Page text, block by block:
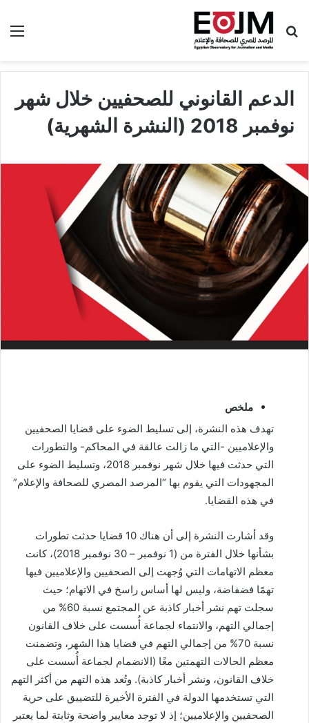
بحث عن
الدعم القانوني للصحفيين خلال شهر
نوفمبر 2018 (النشرة الشهرية)
ملخص
تهدف هذه النشرة، إلى تسليط الضوء على قضايا الصحفيين
والإعلاميين -التي ما زالت عالقة في المحاكم- والتطورات
التي حدثت فيها خلال شهر نوفمبر 2018، وتسليط الضوء على
المجهودات التي يقوم بها “المرصد المصري للصحافة والإعلام”
في هذه القضايا.
وقد أشارت النشرة إلى أن هناك 10 قضايا حدثت تطورات
بشأنها خلال الفترة من (1 نوفمبر – 30 نوفمبر 2018)، كانت
معظم الاتهامات التي وُجهت إلى الصحفيين والإعلاميين فيها
تهمًا فضفاضة، وليس لها أساس راسخ في الاتهام؛ حيث
سجلت تهم نشر أخبار كاذبة عن المجتمع نسبة 60% من
إجمالي التهم، والانتماء لجماعة أُسست على خلاف القانون
نسبة 70% من إجمالي التهم في قضايا هذا الشهر، وتضمنت
معظم الحالات التهمتين معًا (الانضمام لجماعة أُسست على
خلاف القانون، ونشر أخبار كاذبة). وتُعد هذه التهم من أكثر التهم
التي تستخدمها الدولة في الفترة الأخيرة للتضييق على حرية
الصحفيين والإعلاميين؛ إذ لا توجد معايير واضحة وثابتة لما يعتبر